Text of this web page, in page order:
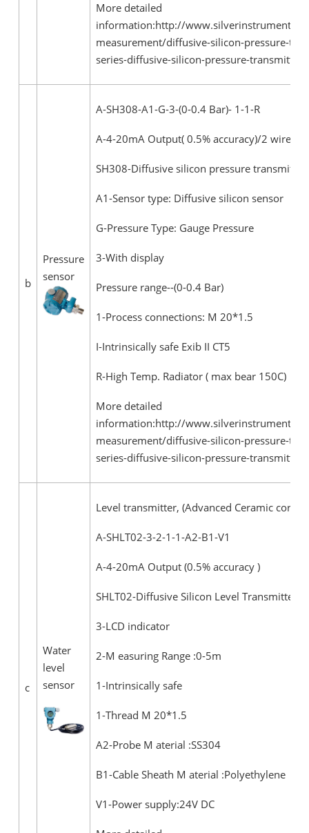
More detailed
information:http://
measurement/diffusive-silicon-pressure-
series-diffusive-silicon-pressure-
b
Pressure
sensor
A-SH308-A1-G-3-(0-0.4 Bar)- 1-1-R
A-4-20mA Output( 0.5% accuracy)/2 wire
SH308-Diffusive silicon pressure transmitter
A1-Sensor type: Diffusive silicon sensor
G-Pressure Type: Gauge Pressure
3-With display
Pressure range--(0-0.4 Bar)
1-Process connections: M 20*1.5
I-Intrinsically safe Exib II CT5
R-High Temp. Radiator ( max bear 150C)
More detailed
information:http://
measurement/diffusive-silicon-pressure-
series-diffusive-silicon-pressure-
c
Water
level
sensor
Level transmitter, (Advanced Ceramic core)
A-SHLT02-3-2-1-1-A2-B1-V1
A-4-20mA Output (0.5% accuracy )
SHLT02-Diffusive Silicon Level Transmitter
3-LCD indicator
2-M easuring Range :0-5m
1-Intrinsically safe
1-Thread M 20*1.5
A2-Probe M aterial :SS304
B1-Cable Sheath M aterial :Polyethylene
V1-Power supply:24V DC